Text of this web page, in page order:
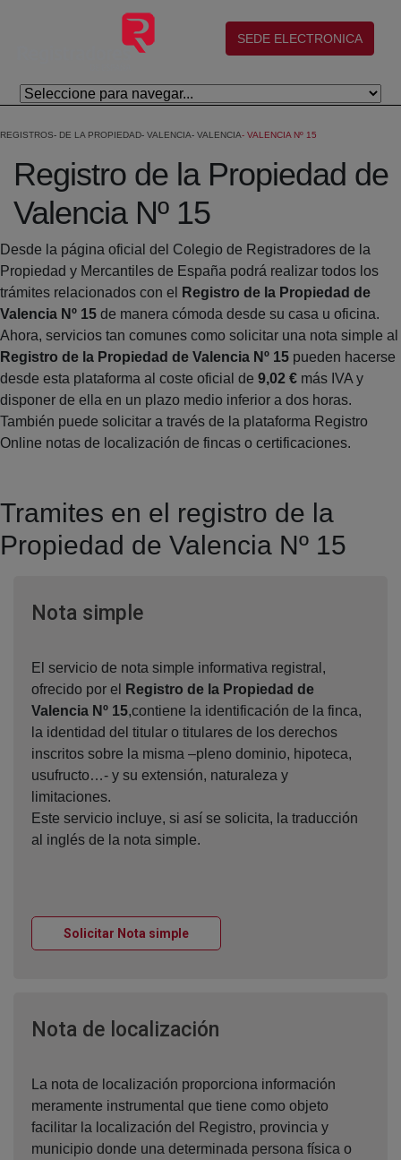
Salta al contingut principal
(abre en nueva ventana)
SEDE ELECTRONICA
REGISTROS DE LA PROPIEDAD VALENCIA VALENCIA VALENCIA Nº 15
Registro de la Propiedad de
Valencia Nº 15
Desde la página oficial del Colegio de Registradores de la
Propiedad y Mercantiles de España podrá realizar todos los
trámites relacionados con el
Registro de la Propiedad de
Valencia Nº 15 de manera cómoda desde su casa u oficina.
Ahora, servicios tan comunes como solicitar una nota simple al
Registro de la Propiedad de Valencia Nº 15 pueden hacerse
desde esta plataforma al coste oficial de 9,02 € más IVA y
disponer de ella en un plazo medio inferior a dos horas.
También puede solicitar a través de la plataforma Registro
Online notas de localización de fincas o certificaciones.
Tramites en el registro de la
Propiedad de Valencia Nº 15
Nota simpleVentana nueva
El servicio de nota simple informativa registral,
ofrecido por el
Registro de la Propiedad de
Valencia Nº 15,contiene la identificación de la finca,
la identidad del titular o titulares de los derechos
inscritos sobre la misma –pleno dominio, hipoteca,
usufructo…- y su extensión, naturaleza y
limitaciones.
Este servicio incluye, si así se solicita, la traducción
al inglés de la nota simple.
Solicitar Nota simpleVentana nueva
Nota de localización
La nota de localización proporciona información
meramente instrumental que tiene como objeto
facilitar la localización del Registro, provincia y
municipio donde una determinada persona física o